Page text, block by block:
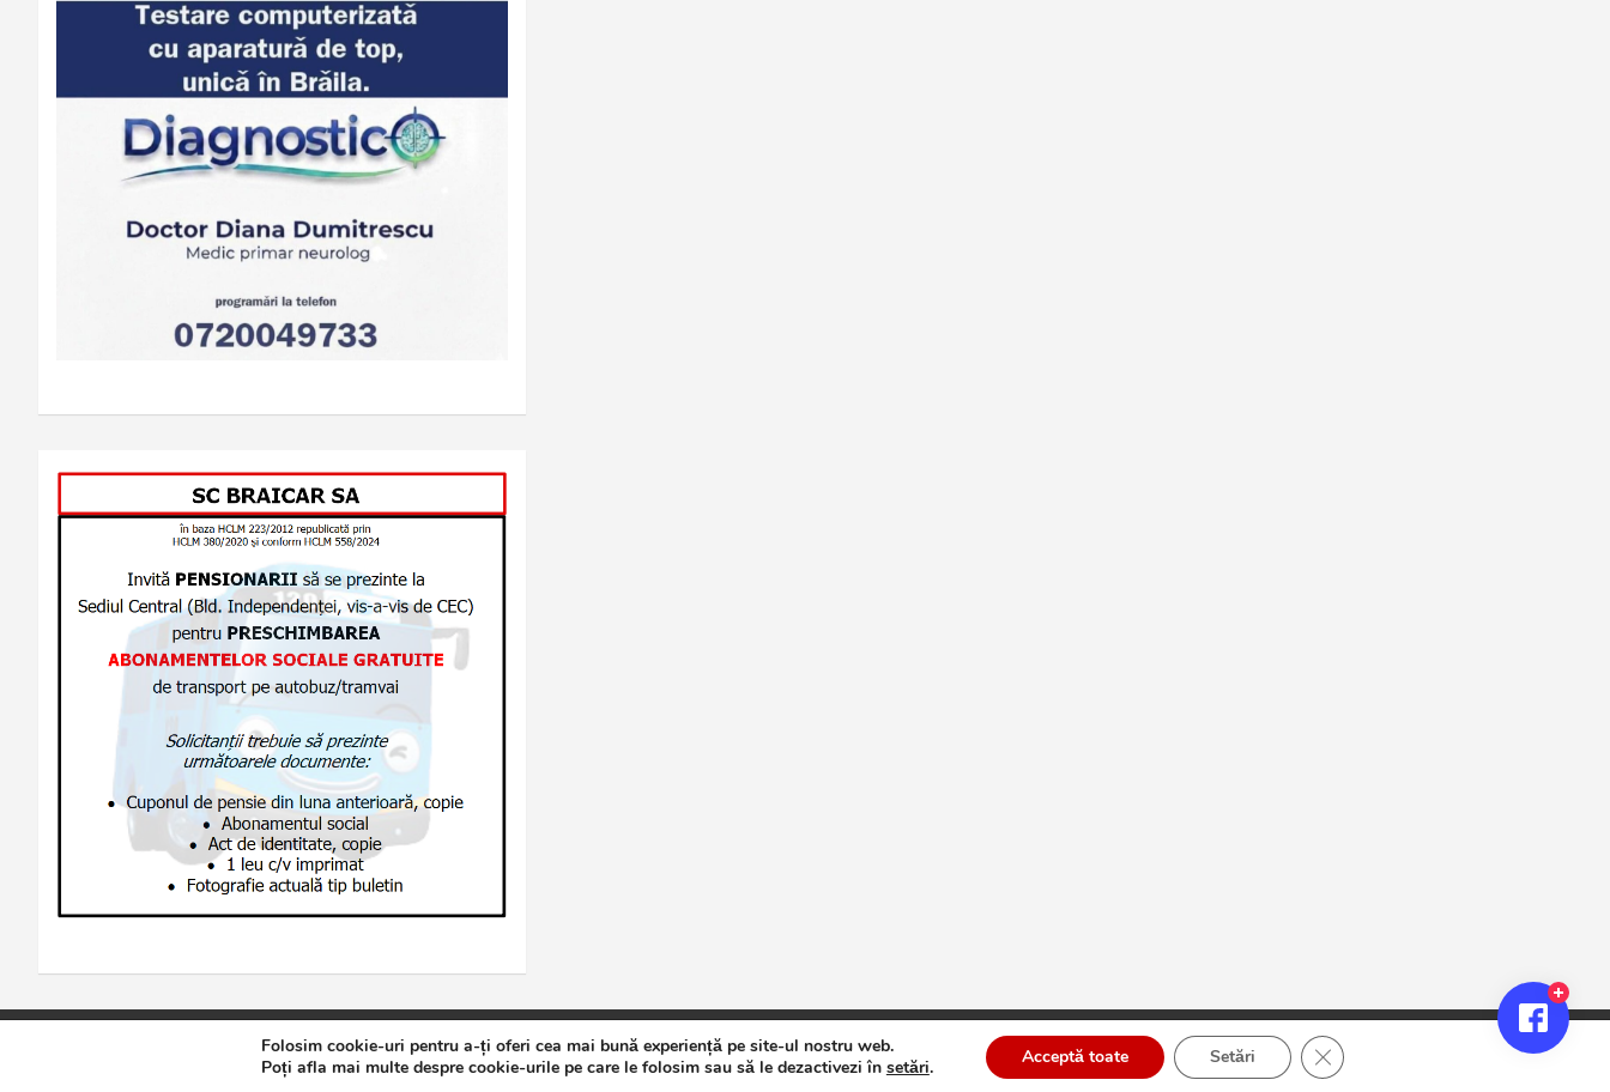
Jurnalul de Brăila Politică de confidențialitate Theme by:Theme Horse Proudly Powered by: WordPress
Folosim cookie-uri pentru a-ți oferi cea mai bună experiență pe site-ul nostru web.
Poți afla mai multe despre cookie-urile pe care le folosim sau să le dezactivezi în setări. Acceptă toate Setări Close GDPR Cookie Banner